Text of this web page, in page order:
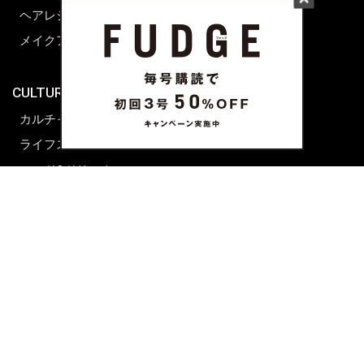
ヘアレシピ ストーリーズ
メイクアップティップス
CULTURE & LIFE
カルチャー
ライフスタイル
フード&ドリンク
ライフスタイル